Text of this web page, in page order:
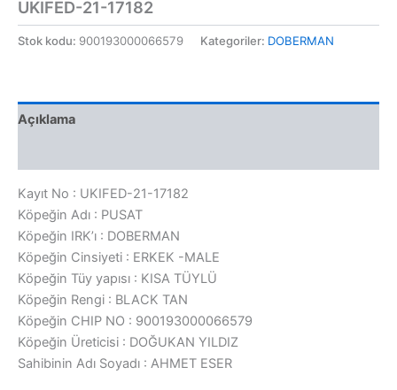
UKIFED-21-17182
Stok kodu: 900193000066579 Kategoriler: DOBERMAN
Açıklama
Kayıt No : UKIFED-21-17182
Köpeğin Adı : PUSAT
Köpeğin IRK’ı : DOBERMAN
Köpeğin Cinsiyeti : ERKEK -MALE
Köpeğin Tüy yapısı : KISA TÜYLÜ
Köpeğin Rengi : BLACK TAN
Köpeğin CHIP NO : 900193000066579
Köpeğin Üreticisi : DOĞUKAN YILDIZ
Sahibinin Adı Soyadı : AHMET ESER